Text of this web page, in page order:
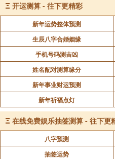
在人际关系处理上，冲
式，避免矛盾激化。
这种传统命理与现代生
了独特的决策参考框架。
声明：部分内容来于网络，如有侵
不代表易
Ξ 开运测算 - 往下更精彩
新年运势整体预测
生辰八字合婚姻缘
手机号码测吉凶
姓名配对测算缘分
新年事业财运预测
新年祈福点灯
Ξ 在线免费娱乐抽签测算 - 往下更
八字预测
抽签运势